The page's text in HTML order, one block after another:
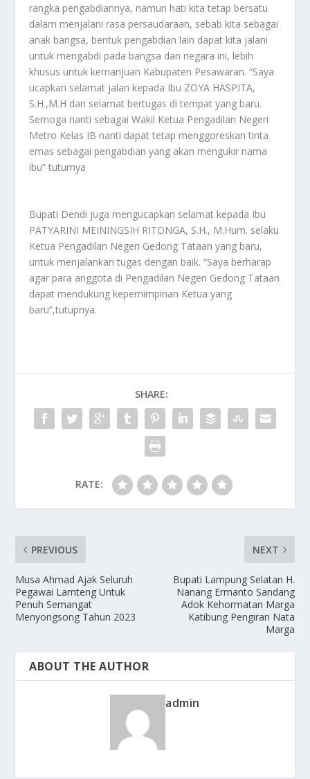
rangka pengabdiannya, namun hati kita tetap bersatu
dalam menjalani rasa persaudaraan, sebab kita sebagai
anak bangsa, bentuk pengabdian lain dapat kita jalani
untuk mengabdi pada bangsa dan negara ini, lebih
khusus untuk kemanjuan Kabupaten Pesawaran. “Saya
ucapkan selamat jalan kepada Ibu ZOYA HASPITA,
S.H.,M.H dan selamat bertugas di tempat yang baru.
Semoga nanti sebagai Wakil Ketua Pengadilan Negeri
Metro Kelas IB nanti dapat tetap menggoreskan tinta
emas sebagai pengabdian yang akan mengukir nama
ibu” tuturnya
Bupati Dendi juga mengucapkan selamat kepada Ibu
PATYARINI MEININGSIH RITONGA, S.H., M.Hum. selaku
Ketua Pengadilan Negeri Gedong Tataan yang baru,
untuk menjalankan tugas dengan baik. “Saya berharap
agar para anggota di Pengadilan Negeri Gedong Tataan
dapat mendukung kepemimpinan Ketua yang
baru”,tutupnya.
SHARE:
RATE:
PREVIOUS
Musa Ahmad Ajak Seluruh
Pegawai Lamteng Untuk
Penuh Semangat
Menyongsong Tahun 2023
NEXT
Bupati Lampung Selatan H.
Nanang Ermanto Sandang
Adok Kehormatan Marga
Katibung Pengiran Nata
Marga
ABOUT THE AUTHOR
admin